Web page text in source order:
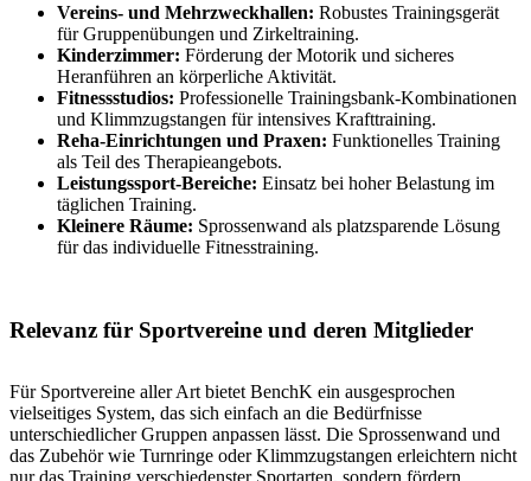
Vereins- und Mehrzweckhallen: Robustes Trainingsgerät
für Gruppenübungen und Zirkeltraining.
Kinderzimmer: Förderung der Motorik und sicheres
Heranführen an körperliche Aktivität.
Fitnessstudios: Professionelle Trainingsbank-Kombinationen
und Klimmzugstangen für intensives Krafttraining.
Reha-Einrichtungen und Praxen: Funktionelles Training
als Teil des Therapieangebots.
Leistungssport-Bereiche: Einsatz bei hoher Belastung im
täglichen Training.
Kleinere Räume: Sprossenwand als platzsparende Lösung
für das individuelle Fitnesstraining.
Relevanz für Sportvereine und deren Mitglieder
Für Sportvereine aller Art bietet BenchK ein ausgesprochen
vielseitiges System, das sich einfach an die Bedürfnisse
unterschiedlicher Gruppen anpassen lässt. Die Sprossenwand und
das Zubehör wie Turnringe oder Klimmzugstangen erleichtern nicht